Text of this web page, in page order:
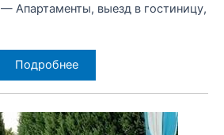
— Апартаменты, выезд в гостиницу,
Подробнее